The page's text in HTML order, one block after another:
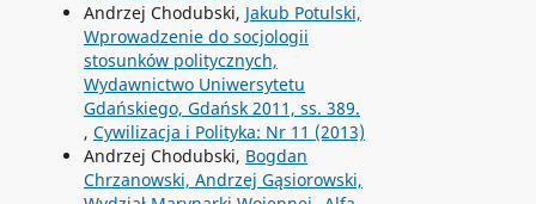
Andrzej Chodubski, Jakub Potulski,
Wprowadzenie do socjologii
stosunków politycznych,
Wydawnictwo Uniwersytetu
Gdańskiego, Gdańsk 2011, ss. 389.
, Cywilizacja i Polityka: Nr 11 (2013)
Andrzej Chodubski, Bogdan
Chrzanowski, Andrzej Gąsiorowski,